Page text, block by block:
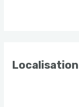
Localisation